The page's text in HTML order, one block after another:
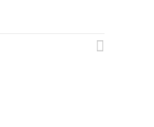
((CANCELTEXT))